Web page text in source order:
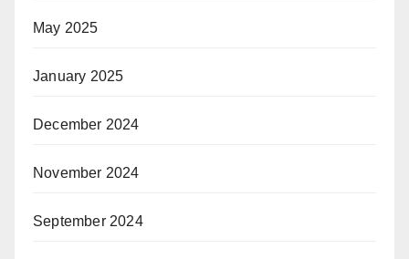
May 2025
January 2025
December 2024
November 2024
September 2024